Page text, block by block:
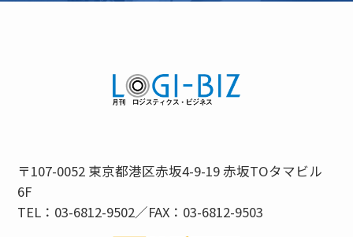
〒107-0052 東京都港区赤坂4-9-19 赤坂TOタマビル
6F
TEL：03-6812-9502／FAX：03-6812-9503